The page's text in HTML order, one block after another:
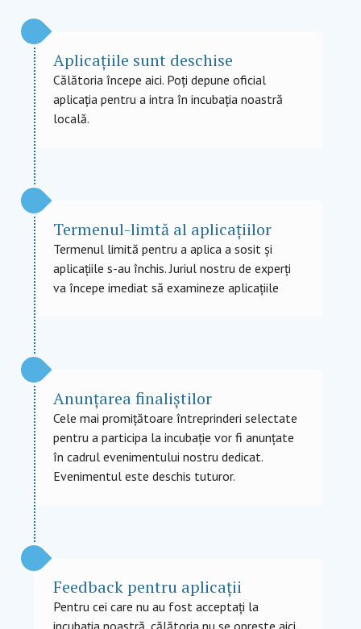
Aplicațiile sunt deschise
Călătoria începe aici. Poți depune oficial
aplicația pentru a intra în incubația noastră
locală.
Termenul-limtă al aplicațiilor
Termenul limită pentru a aplica a sosit și
aplicațiile s-au închis. Juriul nostru de experți
va începe imediat să examineze aplicațiile
Anunțarea finaliștilor
Cele mai promițătoare întreprinderi selectate
pentru a participa la incubație vor fi anunțate
în cadrul evenimentului nostru dedicat.
Evenimentul este deschis tuturor.
Feedback pentru aplicații
Pentru cei care nu au fost acceptați la
incubația noastră, călătoria nu se oprește aici.